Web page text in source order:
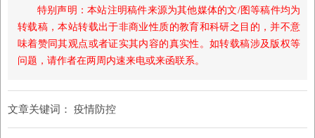
特别声明：本站注明稿件来源为其他媒体的文/图等稿件均为
转载稿，本站转载出于非商业性质的教育和科研之目的，并不意
味着赞同其观点或者证实其内容的真实性。如转载稿涉及版权等
问题，请作者在两周内速来电或来函联系。
文章关键词： 疫情防控